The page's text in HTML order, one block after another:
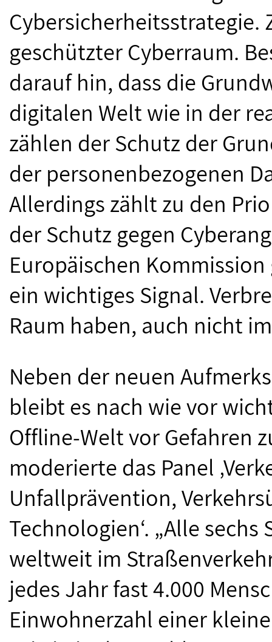
Cybersicherheitsstrategie.
geschützter Cyberraum.
darauf hin, dass die
digitalen Welt wie in der
zählen der Schutz der
der personenbezogenen
Allerdings zählt zu den
der Schutz gegen
Europäischen
ein wichtiges Signal.
Raum haben, auch nicht
Neben der neuen
bleibt es nach wie vor
Offline-Welt vor Gefahren
moderierte das Panel
Unfallprävention,
Technologien‘. „Alle
weltweit im
jedes Jahr fast 4.000
Einwohnerzahl einer